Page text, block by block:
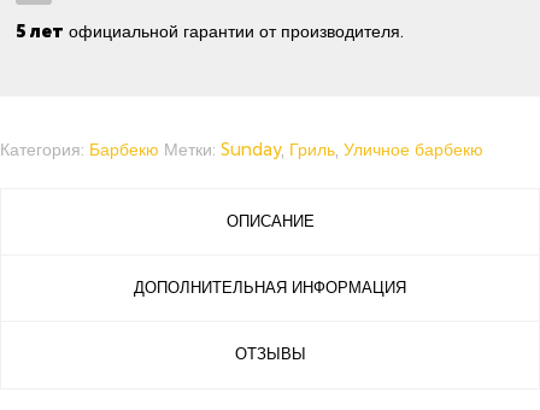
5 лет официальной гарантии от производителя.
Категория: Барбекю Метки: Sunday, Гриль, Уличное барбекю
ОПИСАНИЕ
ДОПОЛНИТЕЛЬНАЯ ИНФОРМАЦИЯ
ОТЗЫВЫ